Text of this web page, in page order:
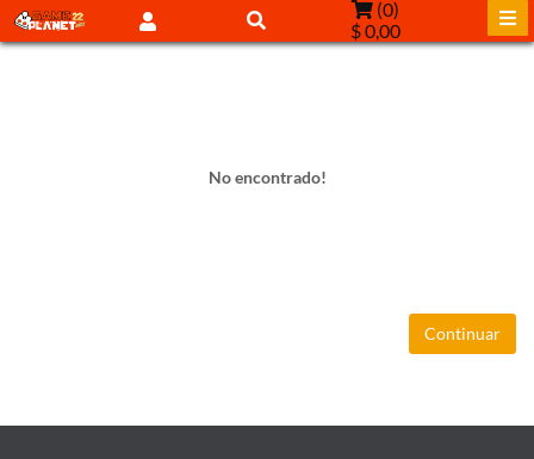
(0)
$ 0,00
No encontrado!
Continuar